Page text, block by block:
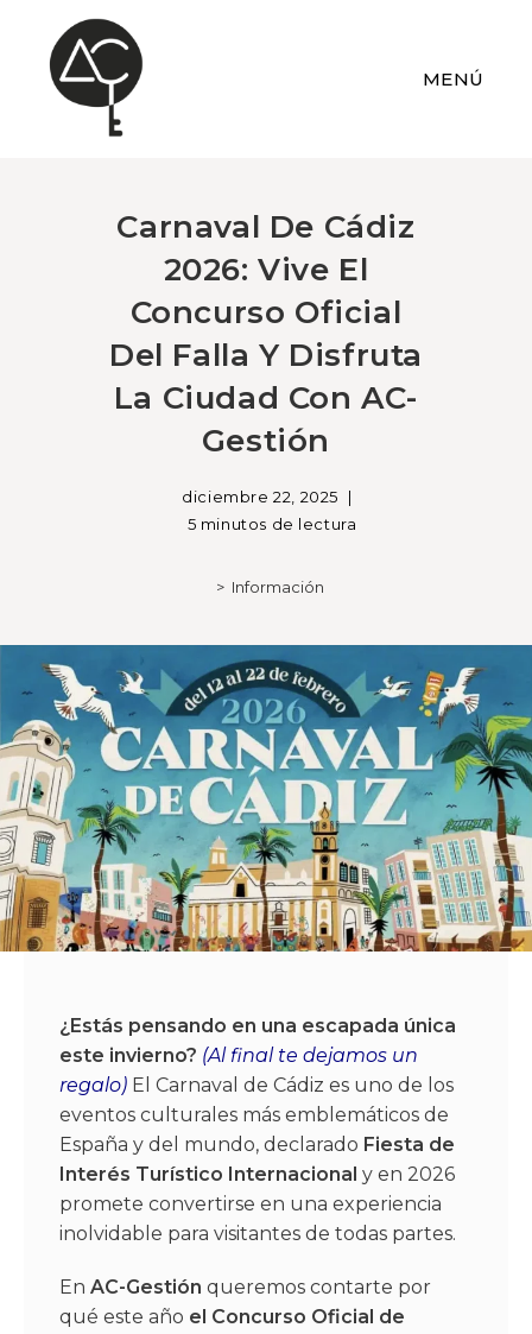
MENÚ
Carnaval De Cádiz
2026: Vive El
Concurso Oficial
Del Falla Y Disfruta
La Ciudad Con AC-
Gestión
diciembre 22, 2025
5 minutos de lectura
> Información
¿Estás pensando en una escapada única
este invierno? (Al final te dejamos un
regalo) El Carnaval de Cádiz es uno de los
eventos culturales más emblemáticos de
España y del mundo, declarado Fiesta de
Interés Turístico Internacional y en 2026
promete convertirse en una experiencia
inolvidable para visitantes de todas partes.
En AC-Gestión queremos contarte por
qué este año el Concurso Oficial de